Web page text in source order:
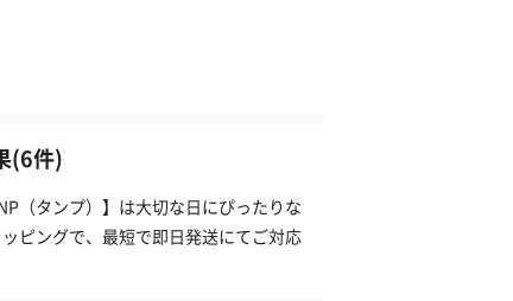
(6件)
（タンプ）】は大切な日にぴったりな
ピングで、最短で即日発送にてご対応